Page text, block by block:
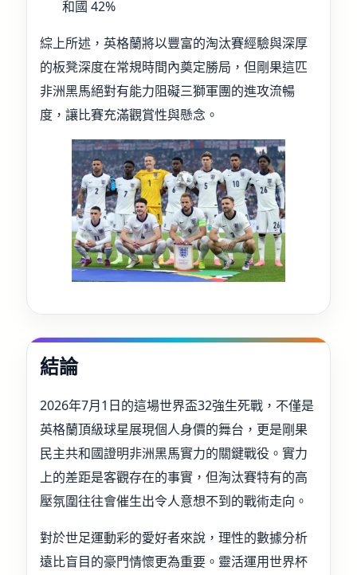
和國 42%
綜上所述，英格蘭將以豐富的淘汰賽經驗與深厚
的板凳深度在常規時間內奠定勝局，但剛果這匹
非洲黑馬絕對有能力阻礙三獅軍團的進攻流暢
度，讓比賽充滿觀賞性與懸念。
結論
2026年7月1日的這場世界盃32強生死戰，不僅是
英格蘭頂級球星展現個人身價的舞台，更是剛果
民主共和國證明非洲黑馬實力的關鍵戰役。實力
上的差距是客觀存在的事實，但淘汰賽特有的高
壓氛圍往往會催生出令人意想不到的戰術走向。
對於世足運動彩的愛好者來說，理性的數據分析
遠比盲目的豪門情懷更為重要。靈活運用世界杯